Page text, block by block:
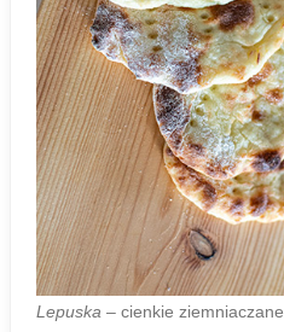
Lepuska – cienkie